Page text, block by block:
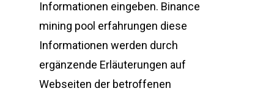
Informationen eingeben. Binance
mining pool erfahrungen diese
Informationen werden durch
ergänzende Erläuterungen auf
Webseiten der betroffenen